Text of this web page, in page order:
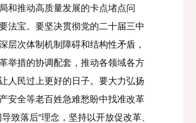
和推动高质量发展的卡点堵点问
法宝。要坚决贯彻党的二十届三中
层次体制机制障碍和结构性矛盾，
举措的协调配套，推动各领域各方
人民过上更好的日子。要大力弘扬
安全等老百姓急难愁盼中找准改革
致落后”理念，坚持以开放促改革、